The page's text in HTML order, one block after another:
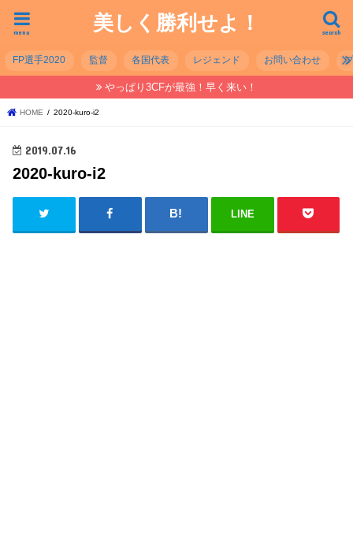
美しく勝利せよ！ search
menu
FP選手2020 監督 各国代表 レジェンド お問い合わせ
やっぱり3CFが最強！早く来い！
HOME 2020-kuro-i2
2019.07.16
2020-kuro-i2
LINE